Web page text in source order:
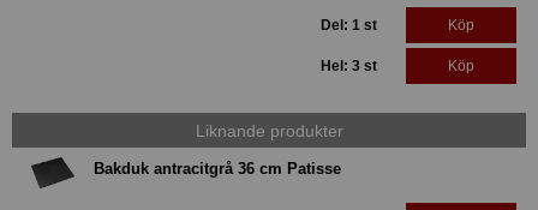
Del: 1 st Köp
Hel: 3 st Köp
Liknande produkter
Bakduk antracitgrå 36 cm Patisse